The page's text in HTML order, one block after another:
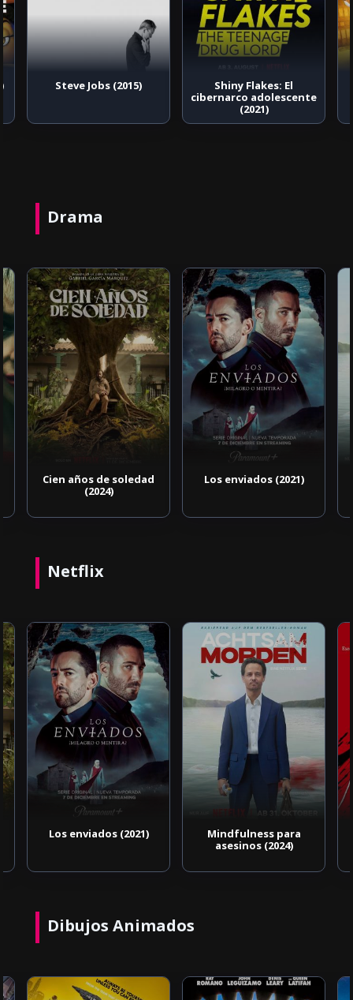
Steve Jobs (2015)
Shiny Flakes: El
cibernarco adolescente
(2021)
Drama
Cien años de soledad
(2024)
Los enviados (2021)
Netflix
Los enviados (2021)
Mindfulness para
asesinos (2024)
Dibujos Animados